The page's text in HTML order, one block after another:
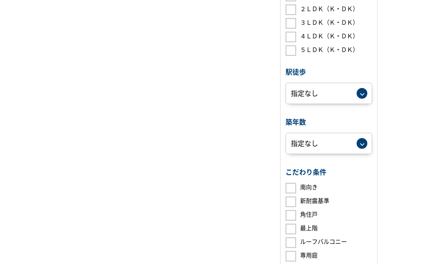
２ＬＤＫ（Ｋ・ＤＫ）
３ＬＤＫ（Ｋ・ＤＫ）
４ＬＤＫ（Ｋ・ＤＫ）
５ＬＤＫ（Ｋ・ＤＫ）
駅徒歩
築年数
こだわり条件
南向き
新耐震基準
角住戸
最上階
ルーフバルコニー
専用庭